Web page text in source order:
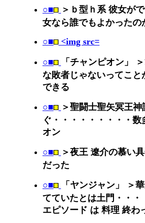
○■ ＞ｂ型ｈ系 彼女が
女なら誰でもよかったの
○■ <img src=
○■ 「チャンピオン」
な敗者じゃないってこ
できる
○■ ＞聖闘士聖矢冥王
ぐ・・・・・・・・・
オン
○■ ＞夜王 遼介の慕い
だった
○■ 「ヤンジャン」 ＞
てていたとは土門・・
エピソード は 料理 終わ